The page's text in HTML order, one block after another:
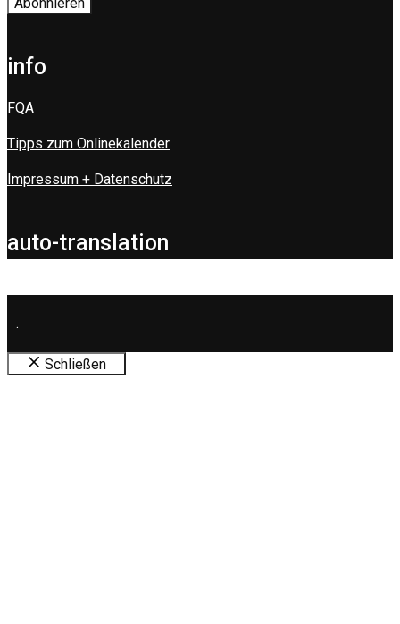
info
FQA
Tipps zum Onlinekalender
Impressum + Datenschutz
auto-translation
.
Schließen